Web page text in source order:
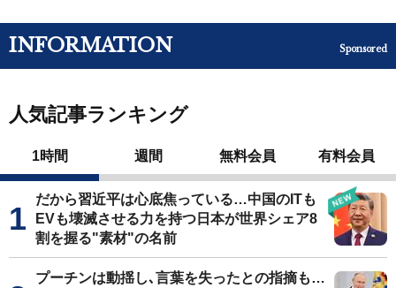
INFORMATION Sponsored
人気記事ランキング
1時間 週間 無料会員 有料会員
だから習近平は心底焦っている…中国のITも
EVも壊滅させる力を持つ日本が世界シェア8
割を握る"素材"の名前
プーチンは動揺し､言葉を失ったとの指摘も…